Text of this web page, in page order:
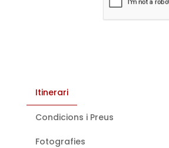
Itinerari
Condicions i Preus
Fotografies